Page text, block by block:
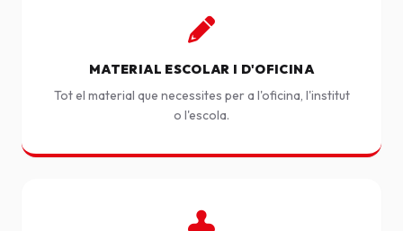
MATERIAL ESCOLAR I D'OFICINA
Tot el material que necessites per a l'oficina, l'institut
o l'escola.